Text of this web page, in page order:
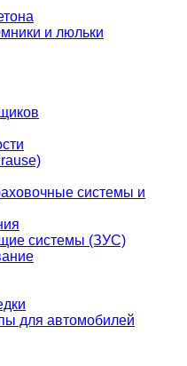
и люльки
системы и
системы (ЗУС)
для автомобилей